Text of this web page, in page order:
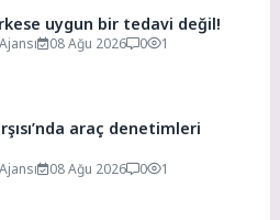
uygun bir tedavi değil!
08 Ağu 2026 0 1
araç denetimleri
08 Ağu 2026 0 1